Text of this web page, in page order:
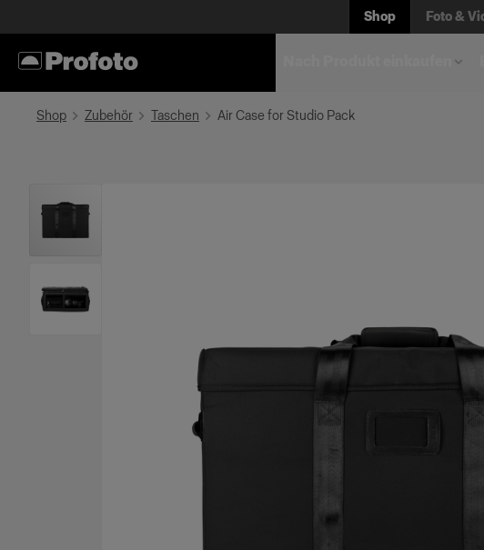
Shop Foto &
Shop Zubehör Taschen Air Case for Studio Pack